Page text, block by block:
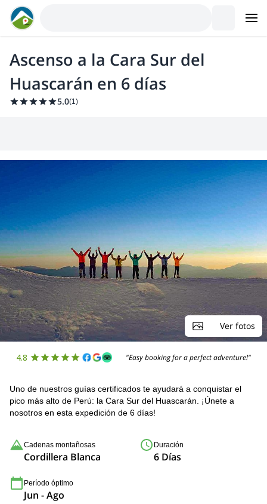
Ascenso a la Cara Sur del
Huascarán en 6 días
5.0(1)
Ver fotos
4.8 "Easy booking for a perfect adventure!"
Uno de nuestros guías certificados te ayudará a conquistar el
pico más alto de Perú: la Cara Sur del Huascarán. ¡Únete a
nosotros en esta expedición de 6 días!
Cadenas montañosas
Cordillera Blanca
Duración
6 Días
Período óptimo
Jun - Ago